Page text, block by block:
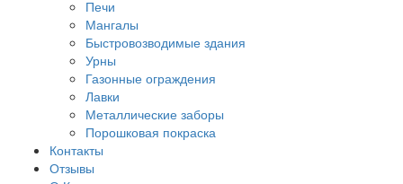
Печи
Мангалы
Быстровозводимые здания
Урны
Газонные ограждения
Лавки
Металлические заборы
Порошковая покраска
Контакты
Отзывы